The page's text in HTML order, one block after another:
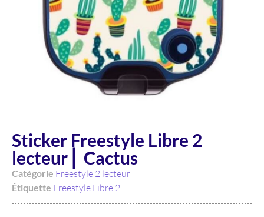
Sticker Freestyle Libre 2
lecteur ⎜ Cactus
Catégorie Freestyle 2 lecteur
Étiquette Freestyle Libre 2